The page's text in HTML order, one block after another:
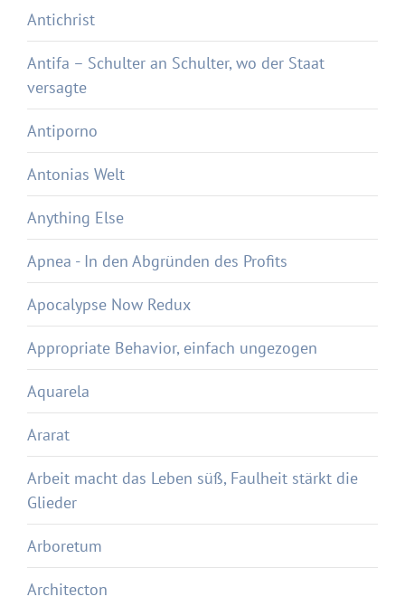
Antichrist
Antifa – Schulter an Schulter, wo der Staat
versagte
Antiporno
Antonias Welt
Anything Else
Apnea - In den Abgründen des Profits
Apocalypse Now Redux
Appropriate Behavior, einfach ungezogen
Aquarela
Ararat
Arbeit macht das Leben süß, Faulheit stärkt die
Glieder
Arboretum
Architecton